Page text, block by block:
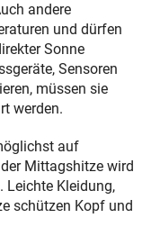
andere
und dürfen
Sonne
Sensoren
müssen sie
werden.
auf
Mittagshitze wird
Leichte Kleidung,
schützen Kopf und